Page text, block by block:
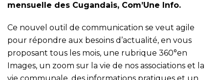
mensuelle des Cugandais, Com’Une Info.
Ce nouvel outil de communication se veut agile
pour répondre aux besoins d’actualité, en vous
proposant tous les mois, une rubrique 360°en
Images, un zoom sur la vie de nos associations et la